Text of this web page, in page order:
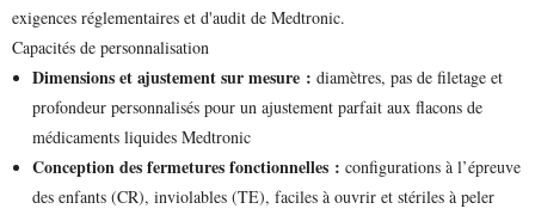
exigences réglementaires et d'audit de Medtronic.
Capacités de personnalisation
Dimensions et ajustement sur mesure : diamètres, pas de filetage et
profondeur personnalisés pour un ajustement parfait aux flacons de
médicaments liquides Medtronic
Conception des fermetures fonctionnelles : configurations à l’épreuve
des enfants (CR), inviolables (TE), faciles à ouvrir et stériles à peler